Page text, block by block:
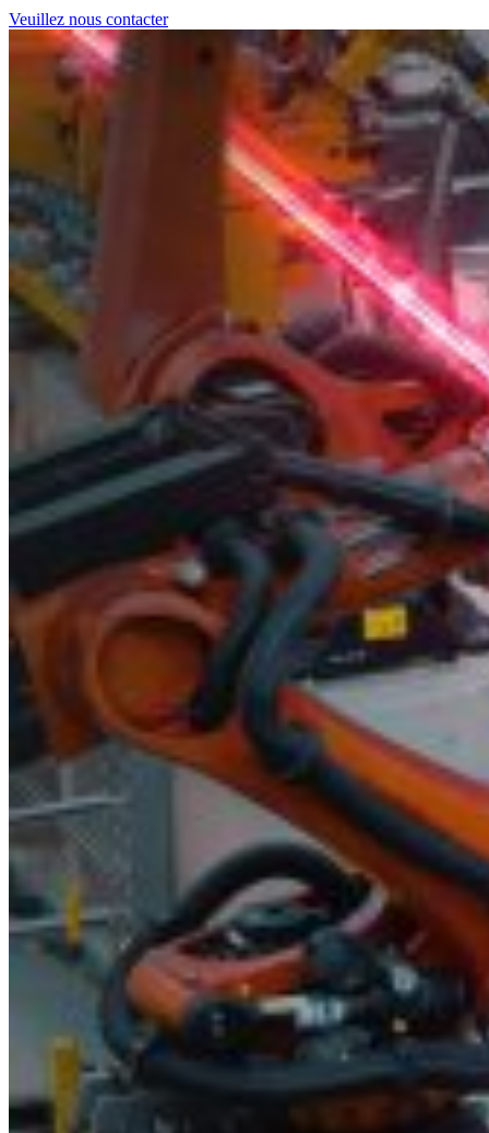
Veuillez nous contacter